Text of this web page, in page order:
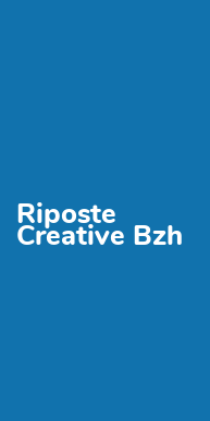
Riposte
Creative Bzh